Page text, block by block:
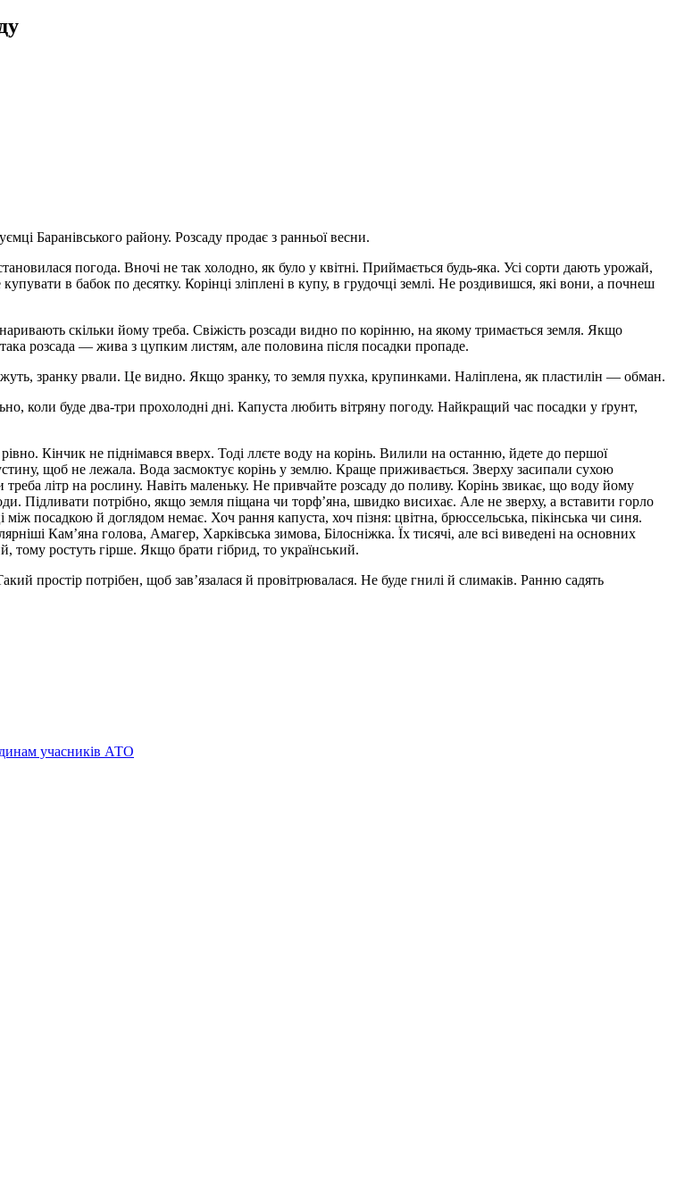
Баранівського району. Розсаду продає з ранньої весни.
погода. Вночі не так холодно, як було у квітні. Приймається будь-яка. Усі сорти дають урожай,
в бабок по десятку. Корінці зліплені в купу, в грудочці землі. Не роздивишся, які вони, а почнеш
скільки йому треба. Свіжість розсади видно по корінню, на якому тримається земля. Якщо
розсада — жива з цупким листям, але половина після посадки пропаде.
зранку рвали. Це видно. Якщо зранку, то земля пухка, крупинками. Наліплена, як пластилін — обман.
коли буде два-три прохолодні дні. Капуста любить вітряну погоду. Найкращий час посадки у ґрунт,
Кінчик не піднімався вверх. Тоді ллєте воду на корінь. Вилили на останню, йдете до першої
щоб не лежала. Вода засмоктує корінь у землю. Краще приживається. Зверху засипали сухою
літр на рослину. Навіть маленьку. Не привчайте розсаду до поливу. Корінь звикає, що воду йому
Підливати потрібно, якщо земля піщана чи торф’яна, швидко висихає. Але не зверху, а вставити горло
посадкою й доглядом немає. Хоч рання капуста, хоч пізня: цвітна, брюссельська, пікінська чи синя.
Кам’яна голова, Амагер, Харківська зимова, Білосніжка. Їх тисячі, але всі виведені на основних
тому ростуть гірше. Якщо брати гібрид, то український.
простір потрібен, щоб зав’язалася й провітрювалася. Не буде гнилі й слимаків. Ранню садять
учасників АТО